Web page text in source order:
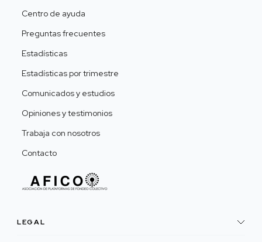
Centro de ayuda
Preguntas frecuentes
Estadísticas
Estadísticas por trimestre
Comunicados y estudios
Opiniones y testimonios
Trabaja con nosotros
Contacto
LEGAL